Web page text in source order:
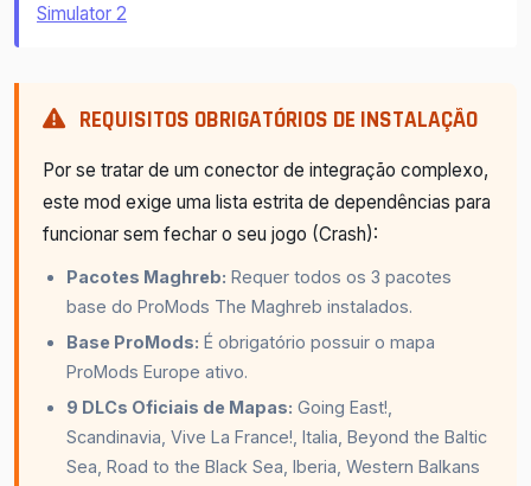
Simulator 2
REQUISITOS OBRIGATÓRIOS DE INSTALAÇÃO
Por se tratar de um conector de integração complexo,
este mod exige uma lista estrita de dependências para
funcionar sem fechar o seu jogo (Crash):
Pacotes Maghreb: Requer todos os 3 pacotes
base do ProMods The Maghreb instalados.
Base ProMods: É obrigatório possuir o mapa
ProMods Europe ativo.
9 DLCs Oficiais de Mapas: Going East!,
Scandinavia, Vive La France!, Italia, Beyond the Baltic
Sea, Road to the Black Sea, Iberia, Western Balkans